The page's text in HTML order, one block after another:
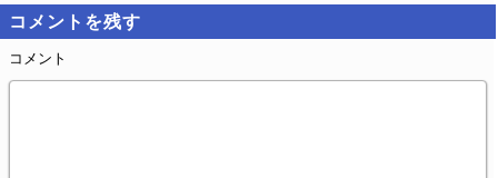
コメントを残す
コメント